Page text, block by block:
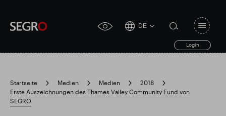
accessibility
DE
Login
search
form
Search
for
toggle
Startseite Medien Medien
2018
Erste Auszeichnungen des Thames Valley Community Fund von
SEGRO